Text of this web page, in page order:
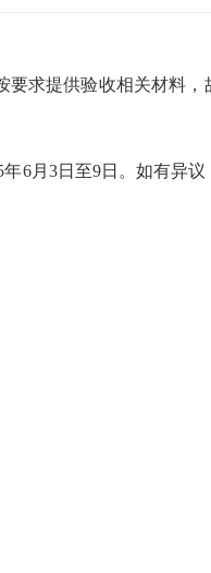
求提供验收相关材料
6月3日至9日。如有异议